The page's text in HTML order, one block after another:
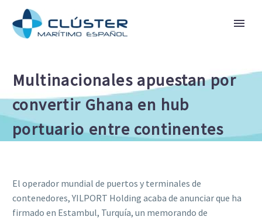
Multinacionales apuestan por
convertir Ghana en hub
portuario entre continentes
El operador mundial de puertos y terminales de
contenedores, YILPORT Holding acaba de anunciar que ha
firmado en Estambul, Turquía, un memorando de